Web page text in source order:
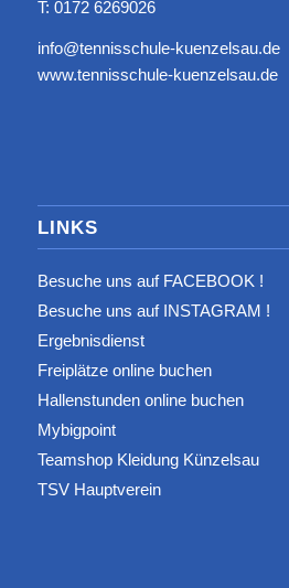
T: 0172 6269026
info@tennisschule-kuenzelsau.de
www.tennisschule-kuenzelsau.de
LINKS
Besuche uns auf FACEBOOK !
Besuche uns auf INSTAGRAM !
Ergebnisdienst
Freiplätze online buchen
Hallenstunden online buchen
Mybigpoint
Teamshop Kleidung Künzelsau
TSV Hauptverein